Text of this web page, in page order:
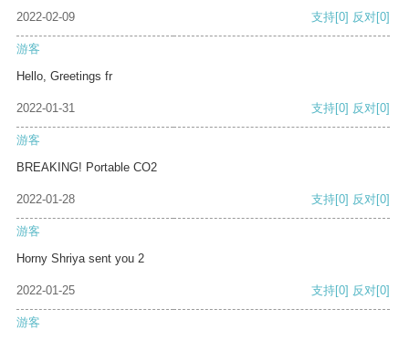
2022-02-09 支持[0] 反对[0]
游客
Hello, Greetings fr
2022-01-31 支持[0] 反对[0]
游客
BREAKING! Portable CO2
2022-01-28 支持[0] 反对[0]
游客
Horny Shriya sent you 2
2022-01-25 支持[0] 反对[0]
游客